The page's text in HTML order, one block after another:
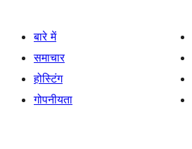
बारे में
समाचार
होस्टिंग
गोपनीयता